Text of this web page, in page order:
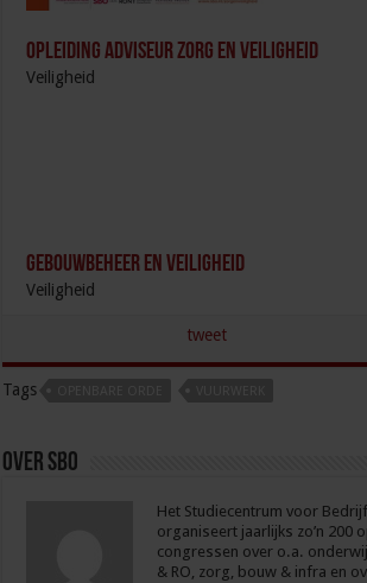
Opleiding Adviseur zorg en veiligheid
Veiligheid
Gebouwbeheer en veiligheid
Veiligheid
tweet
Tags
Over sbo
Het Studiecentrum voor
organiseert jaarlijks zo’n 200
congressen over o.a.
& RO, zorg, bouw & infra en